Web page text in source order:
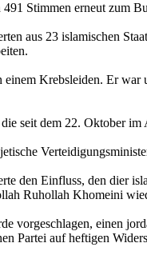
Stimmen erneut zum
aus 23 islamischen
einem Krebsleiden. Er
seit dem 22. Oktober
den Einfluss, den dier
Ruhollah Khomeini
einen
Partei auf heftigen